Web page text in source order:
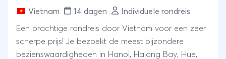
Vietnam 14 dagen Individuele rondreis
Een prachtige rondreis door Vietnam voor een zeer
scherpe prijs! Je bezoekt de meest bijzondere
bezienswaardigheden in Hanoi, Halong Bay, Hue,